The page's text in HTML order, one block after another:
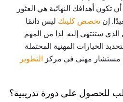
أهدافك النهائية هي العثور
إن تخصص كليتك ليس دائمًا
ستنتهي إليه. لذا من المهم
الخيارات المهنية المحتملة
مستشار مهني في مركز التطوير
للحصول على دورة تدريبية؟